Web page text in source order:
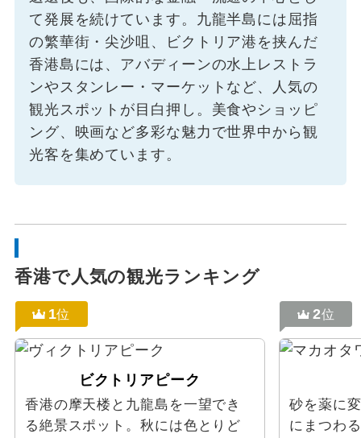
て発展を続けています。九龍半島には屈指
の繁華街・尖沙咀、ビクトリア港を挟んだ
香港島には、アバディーンの水上レストラ
ンやスタンレー・マーケットなど、人気の
観光スポットが目白押し。美食やショッピ
ング、映画など多彩な魅力で世界中から観
光客を集めています。
香港で人気の観光ランキング
1位
ビクトリアピーク
香港の摩天楼と九龍島を一望でき
る絶景スポット。秋には色とりど
2位
砂を薬に
にまつわ